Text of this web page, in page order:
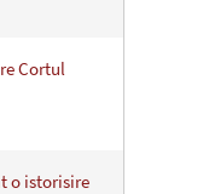
Cortul
o istorisire